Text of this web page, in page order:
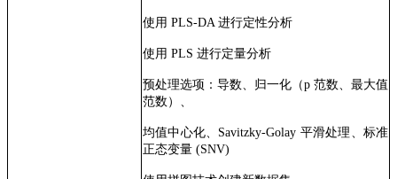
使用 PLS-DA 进行定性分析
使用 PLS 进行定量分析
预处理选项：导数、归一化（p 范数、最大值
范数）、
均值中心化、Savitzky-Golay 平滑处理、标准
正态变量 (SNV)